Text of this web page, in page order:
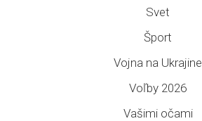
Svet
Šport
Vojna na Ukrajine
Voľby 2026
Vašimi očami